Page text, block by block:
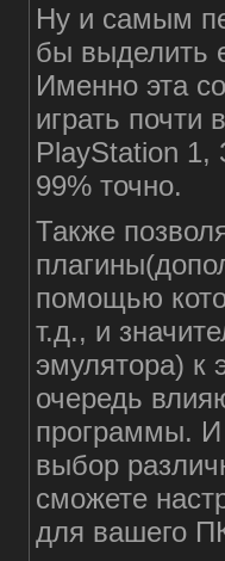
Ну и самым
бы выделить
Именно эта
играть почти
PlayStation 1,
99% точно.
Также
помощью
т.д., и
эмулятора) к
очередь
программы. И
выбор
сможете
для вашего